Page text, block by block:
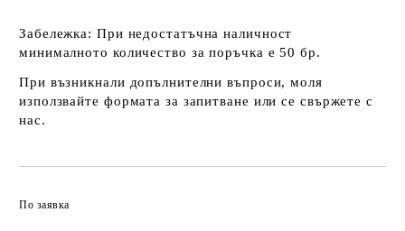
Забележка: При недостатъчна наличност
минималното количество за поръчка е 50 бр.
При възникнали допълнителни въпроси, моля
използвайте формата за запитване или се свържете с
нас.
По заявка